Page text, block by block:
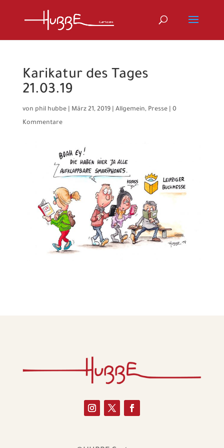
Karikatur des Tages
21.03.19
von phil hubbe| März 21, 2019| Allgemein, Presse| 0
Kommentare